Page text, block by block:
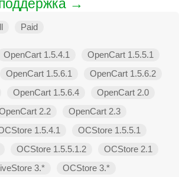
поддержка →
Paid
OpenCart 1.5.4.1
OpenCart 1.5.5.1
OpenCart 1.5.6.1
OpenCart 1.5.6.2
OpenCart 1.5.6.4
OpenCart 2.0
2.2
OpenCart 2.3
1.5.4.1
OCStore 1.5.5.1
OCStore 1.5.5.1.2
OCStore 2.1
3.*
OCStore 3.*